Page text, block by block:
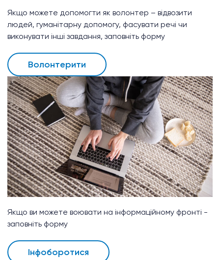
Якщо можете допомогти як волонтер – відвозити
людей, гуманітарну допомогу, фасувати речі чи
виконувати інші завдання, заповніть форму
Волонтерити
Якщо ви можете воювати на інформаційному фронті -
заповніть форму
Інфоборотися